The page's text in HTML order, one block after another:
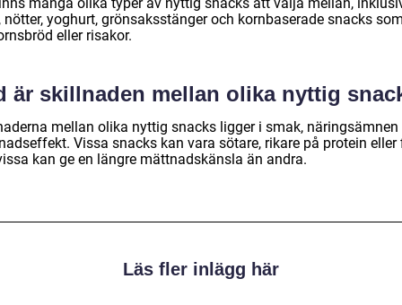
nötter, yoghurt, grönsaksstänger och kornbaserade snacks
eller risakor.
är skillnaden mellan olika nyttig
mellan olika nyttig snacks ligger i smak, näringsämnen
Vissa snacks kan vara sötare, rikare på protein eller
kan ge en längre mättnadskänsla än andra.
Läs fler inlägg här